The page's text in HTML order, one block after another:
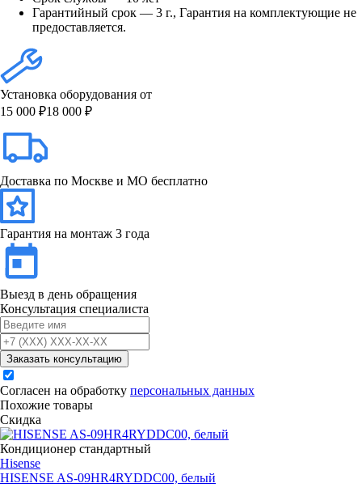
Гарантийный срок — 3 г., Гарантия на комплектующие не
предоставляется.
Установка оборудования от
15 000 ₽18 000 ₽
Доставка по Москве и МО бесплатно
Гарантия на монтаж 3 года
Выезд в день обращения
Консультация специалиста
Заказать консультацию
Согласен на обработку персональных данных
Похожие товары
Скидка
Кондиционер стандартный
Hisense
HISENSE AS-09HR4RYDDC00, белый